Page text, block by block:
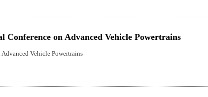
on Advanced Vehicle Powertrains
Vehicle Powertrains